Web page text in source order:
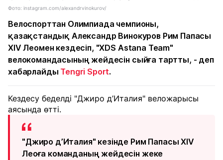
Фото: instagram.com/alexandrvinokurov/
Велоспорттан Олимпиада чемпионы,
қазақстандық Александр Винокуров Рим Папасы
XIV Леомен кездесіп, "XDS Astana Team"
велокомандасының жейдесін сыйға тартты, - деп
хабарлайды Tengri Sport.
Кездесу беделді "Джиро д’Италия" веложарысы
аясында өтті.
"Джиро д’Италия" кезінде Рим Папасы XIV
Леоға команданың жейдесін жеке